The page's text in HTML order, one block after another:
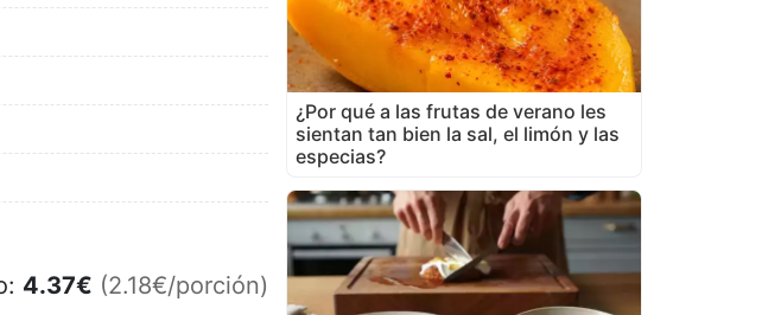
4.37€ (2.18€/porción)
¿Por qué a las frutas de verano les
sientan tan bien la sal, el limón y las
especias?